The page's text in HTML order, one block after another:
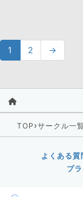
1 2 →
TOP ›サークル一
よくある質
プ